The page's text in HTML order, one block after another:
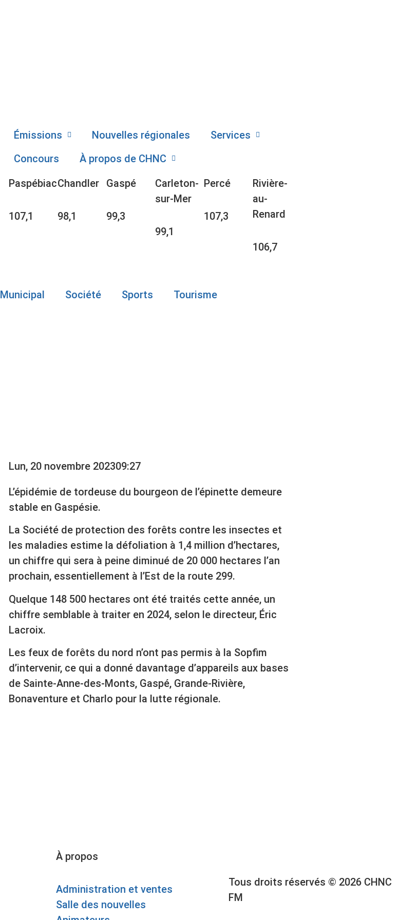
Émissions
Nouvelles régionales
Services
Concours
À propos de CHNC
Paspébiac
107,1
Chandler
98,1
Gaspé
99,3
Carleton-
sur-Mer
99,1
Percé
107,3
Rivière-
au-
Renard
106,7
Municipal Société Sports
Tourisme
Lun, 20 novembre 202309:27
L’épidémie de tordeuse du bourgeon de l’épinette demeure
stable en Gaspésie.
La Société de protection des forêts contre les insectes et
les maladies estime la défoliation à 1,4 million d’hectares,
un chiffre qui sera à peine diminué de 20 000 hectares l’an
prochain, essentiellement à l’Est de la route 299.
Quelque 148 500 hectares ont été traités cette année, un
chiffre semblable à traiter en 2024, selon le directeur, Éric
Lacroix.
Les feux de forêts du nord n’ont pas permis à la Sopfim
d’intervenir, ce qui a donné davantage d’appareils aux bases
de Sainte-Anne-des-Monts, Gaspé, Grande-Rivière,
Bonaventure et Charlo pour la lutte régionale.
À propos
Administration et ventes
Salle des nouvelles
Tous droits réservés © 2026 CHNC
FM